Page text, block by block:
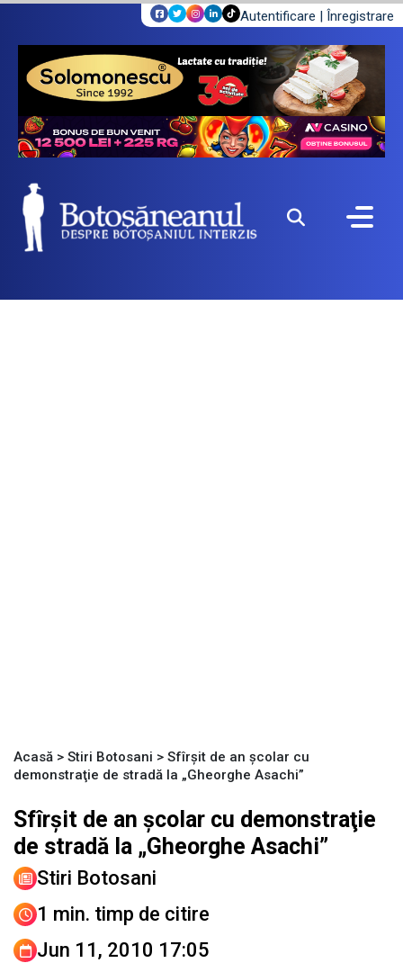
Autentificare | Înregistrare
Acasă > Stiri Botosani > Sfîrşit de an şcolar cu
demonstraţie de stradă la „Gheorghe Asachi”
Sfîrşit de an şcolar cu demonstraţie
de stradă la „Gheorghe Asachi”
Stiri Botosani
1 min. timp de citire
Jun 11, 2010 17:05